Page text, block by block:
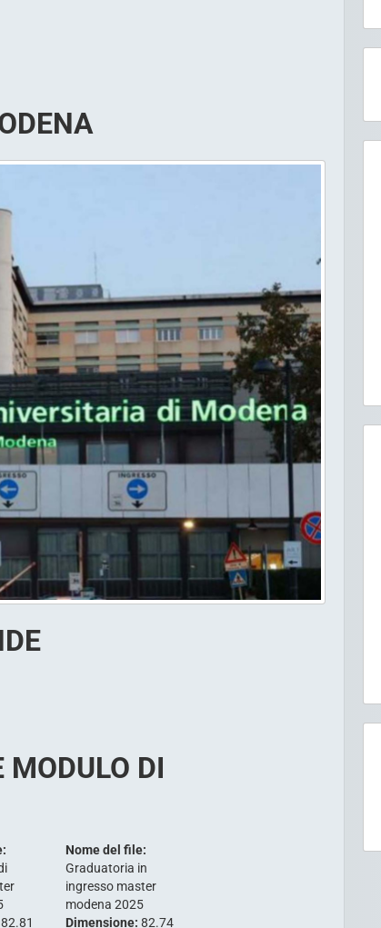
MODULO DI
Nome del file:
Graduatoria in
ingresso master
modena 2025